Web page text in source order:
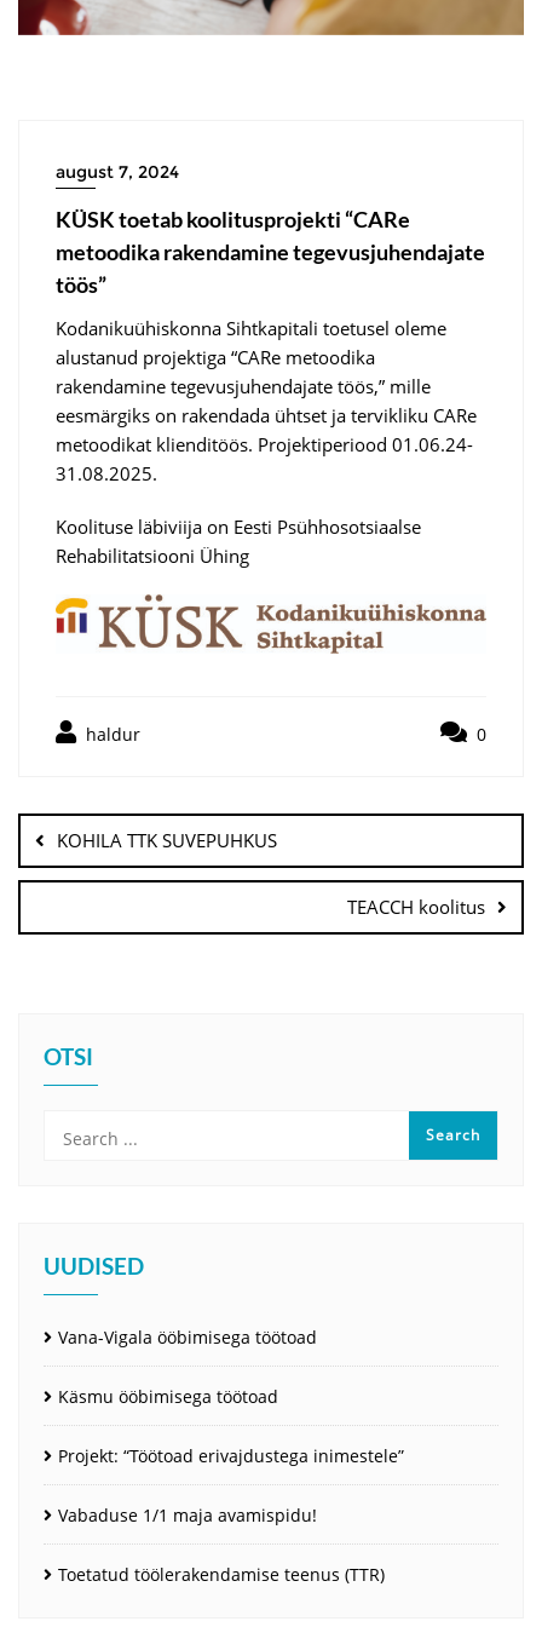
august 7, 2024
KÜSK toetab koolitusprojekti “CARe
metoodika rakendamine tegevusjuhendajate
töös”
Kodanikuühiskonna Sihtkapitali toetusel oleme
alustanud projektiga “CARe metoodika
rakendamine tegevusjuhendajate töös,” mille
eesmärgiks on rakendada ühtset ja tervikliku CARe
metoodikat klienditöös. Projektiperiood 01.06.24-
31.08.2025.
Koolituse läbiviija on Eesti Psühhosotsiaalse
Rehabilitatsiooni Ühing
haldur 0
KOHILA TTK SUVEPUHKUS
TEACCH koolitus
OTSI
UUDISED
Vana-Vigala ööbimisega töötoad
Käsmu ööbimisega töötoad
Projekt: “Töötoad erivajdustega inimestele”
Vabaduse 1/1 maja avamispidu!
Toetatud töölerakendamise teenus (TTR)